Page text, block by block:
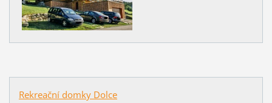
Rekreační domky Dolce